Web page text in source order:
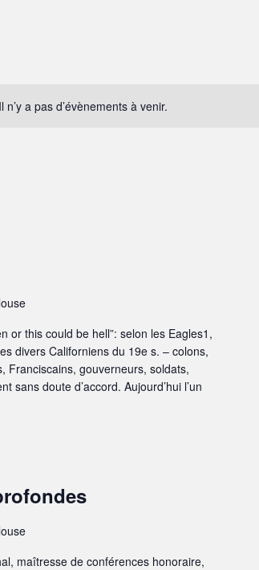
Il n’y a pas d’évènements à venir.
or this could be hell”: selon les Eagles1,
divers Californiens du 19e s. – colons,
Franciscains, gouverneurs, soldats,
sans doute d’accord. Aujourd’hui l’un
maîtresse de conférences honoraire,